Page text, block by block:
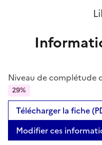
Niveau de complétude
29%
Télécharger la fiche
Modifier ces